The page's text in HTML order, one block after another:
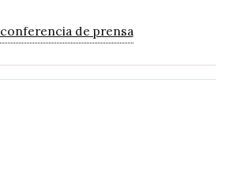
conferencia de prensa